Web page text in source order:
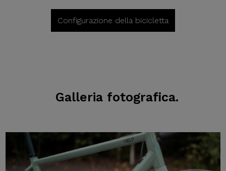
Configurazione della bicicletta
Galleria fotografica.